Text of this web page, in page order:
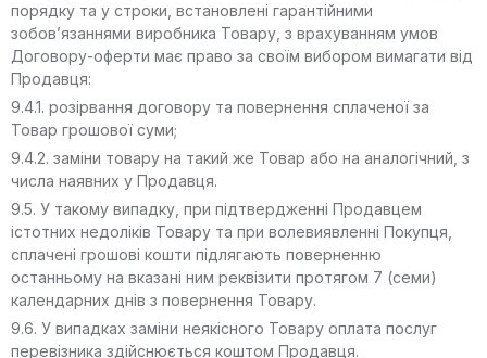
порядку та у строки, встановлені гарантійними
зобов’язаннями виробника Товару, з врахуванням умов
Договору-оферти має право за своїм вибором вимагати від
Продавця:
9.4.1. розірвання договору та повернення сплаченої за
Товар грошової суми;
9.4.2. заміни товару на такий же Товар або на аналогічний, з
числа наявних у Продавця.
9.5. У такому випадку, при підтвердженні Продавцем
істотних недоліків Товару та при волевиявленні Покупця,
сплачені грошові кошти підлягають поверненню
останньому на вказані ним реквізити протягом 7 (семи)
календарних днів з повернення Товару.
9.6. У випадках заміни неякісного Товару оплата послуг
перевізника здійснюється коштом Продавця.